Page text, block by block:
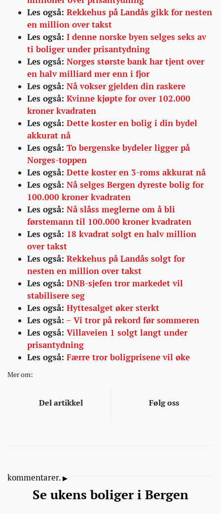
Les også: Rekkehus på Landås gikk for nesten
en million over takst
Les også: I denne norske byen selges seks av
ti boliger under prisantydning
Les også: Norges største bank har tjent over
en halv milliard mer enn i fjor
Les også: Nå vokser gjelden din raskere
Les også: Kvinne kjøpte for over 102.000
kroner kvadraten
Les også: Dette koster en bolig i din bydel
akkurat nå
Les også: To bergenske bydeler ligger på
Norges-toppen
Les også: Dette koster en 3-roms akkurat nå
Les også: Nå selges Bergen dyreste bolig for
100.000 kroner kvadraten
Les også: Nå slåss meglerne om å bli
førstemann til 100.000 kroner kvadraten
Les også: 18 kvadrat solgt en halv million
over takst
Les også: Rekkehus på Landås solgt for
nesten en million over takst
Les også: DNB-sjefen tror markedet vil
stabilisere seg
Les også: Hyttesalget øker sterkt
Les også: – Vi tror på rekord før sommeren
Les også: Villaveien 1 solgt langt under
prisantydning
Les også: Færre tror boligprisene vil øke
Mer om:
Del artikkel Følg oss
kommentarer.
Se ukens boliger i Bergen